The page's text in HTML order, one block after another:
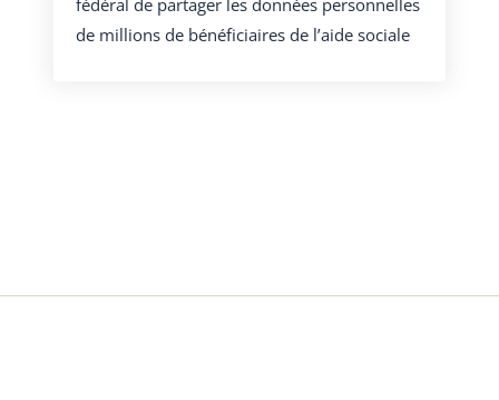
de millions de bénéficiaires de l’aide sociale